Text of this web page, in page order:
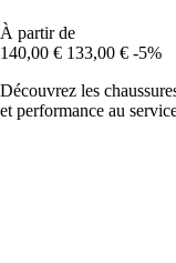
À partir de
140,00 € 133,00 € -5%
Découvrez les
et performance au